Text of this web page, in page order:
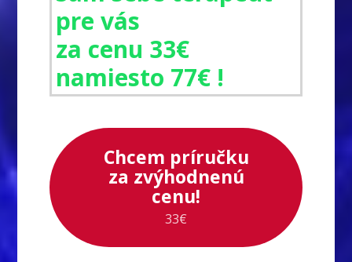
pre vás
za cenu 33€
namiesto 77€ !
Chcem príručku
za zvýhodnenú
cenu!
33€